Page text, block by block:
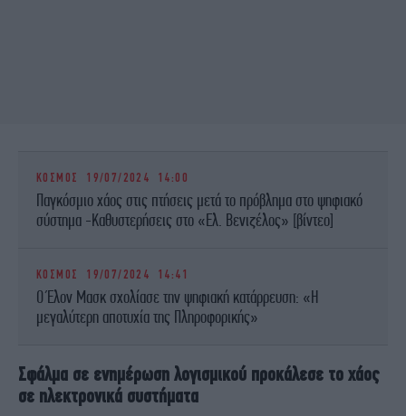
ΚΟΣΜΟΣ 19/07/2024 14:00
Παγκόσμιο χάος στις πτήσεις μετά το πρόβλημα στο ψηφιακό
σύστημα -Καθυστερήσεις στο «Ελ. Βενιζέλος» [βίντεο]
ΚΟΣΜΟΣ 19/07/2024 14:41
Ο Έλον Μασκ σχολίασε την ψηφιακή κατάρρευση: «Η
μεγαλύτερη αποτυχία της Πληροφορικής»
Σφάλμα σε ενημέρωση λογισμικού προκάλεσε το χάος
σε ηλεκτρονικά συστήματα